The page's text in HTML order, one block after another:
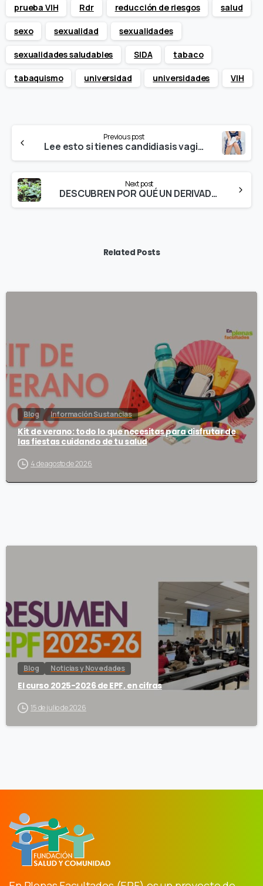
prueba VIH Rdr reducción de riesgos salud
sexo sexualidad sexualidades
sexualidades saludables SIDA tabaco
tabaquismo universidad universidades VIH
Reading
Previous post
Lee esto si tienes candidiasis vaginal cada dos por tres
Next post
DESCUBREN POR QUÉ UN DERIVADO DEL CANNABIS REDUCE EL CONSUMO DE COCAÍNA
Related Posts
Blog Información Sustancias
Kit de verano: todo lo que necesitas para disfrutar de
las fiestas cuidando de tu salud
4 de agosto de 2026
Blog Noticias y Novedades
El curso 2025-2026 de EPF, en cifras
15 de julio de 2026